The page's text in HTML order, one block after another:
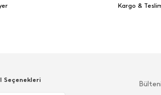
Kargo &
Seçenekleri